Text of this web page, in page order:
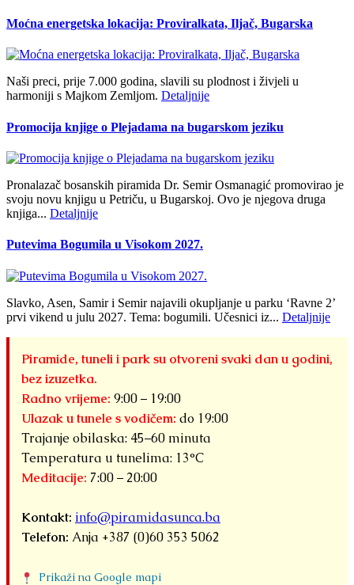
Moćna energetska lokacija: Proviralkata, Iljač, Bugarska
Naši preci, prije 7.000 godina, slavili su plodnost i živjeli u
harmoniji s Majkom Zemljom. Detaljnije
Promocija knjige o Plejadama na bugarskom jeziku
Pronalazač bosanskih piramida Dr. Semir Osmanagić promovirao je
svoju novu knjigu u Petriču, u Bugarskoj. Ovo je njegova druga
knjiga... Detaljnije
Putevima Bogumila u Visokom 2027.
Slavko, Asen, Samir i Semir najavili okupljanje u parku ‘Ravne 2’
prvi vikend u julu 2027. Tema: bogumili. Učesnici iz... Detaljnije
Piramide, tuneli i park su otvoreni svaki dan u godini,
bez izuzetka.
Radno vrijeme: 9:00 – 19:00
Ulazak u tunele s vodičem: do 19:00
Trajanje obilaska: 45–60 minuta
Temperatura u tunelima: 13°C
Meditacije: 7:00 – 20:00
Kontakt: info@piramidasunca.ba
Telefon: Anja +387 (0)60 353 5062
Prikaži na Google mapi